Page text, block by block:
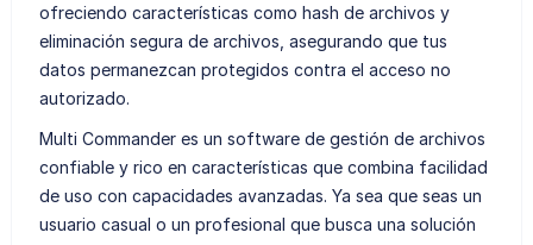
ofreciendo características como hash de archivos y
eliminación segura de archivos, asegurando que tus
datos permanezcan protegidos contra el acceso no
autorizado.
Multi Commander es un software de gestión de archivos
confiable y rico en características que combina facilidad
de uso con capacidades avanzadas. Ya sea que seas un
usuario casual o un profesional que busca una solución